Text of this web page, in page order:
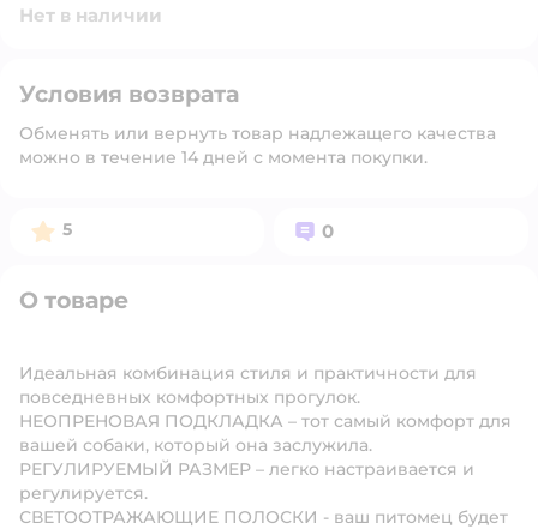
Нет в наличии
Условия возврата
Обменять или вернуть товар надлежащего качества
можно в течение 14 дней с момента покупки.
Рейтинг:
5 Вопросов:
0
О товаре
Идеальная комбинация стиля и практичности для
повседневных комфортных прогулок.
НЕОПРЕНОВАЯ ПОДКЛАДКА – тот самый комфорт для
вашей собаки, который она заслужила.
РЕГУЛИРУЕМЫЙ РАЗМЕР – легко настраивается и
регулируется.
СВЕТООТРАЖАЮЩИЕ ПОЛОСКИ - ваш питомец будет